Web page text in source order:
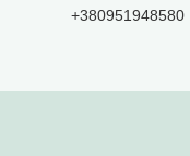
+380951948580